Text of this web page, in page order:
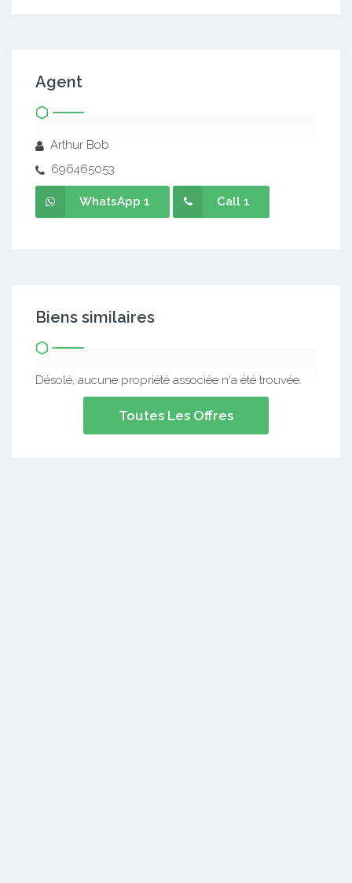
Agent
Arthur Bob
696465053
WhatsApp 1 Call 1
Biens similaires
Désolé, aucune propriété associée n'a été trouvée.
Toutes Les Offres